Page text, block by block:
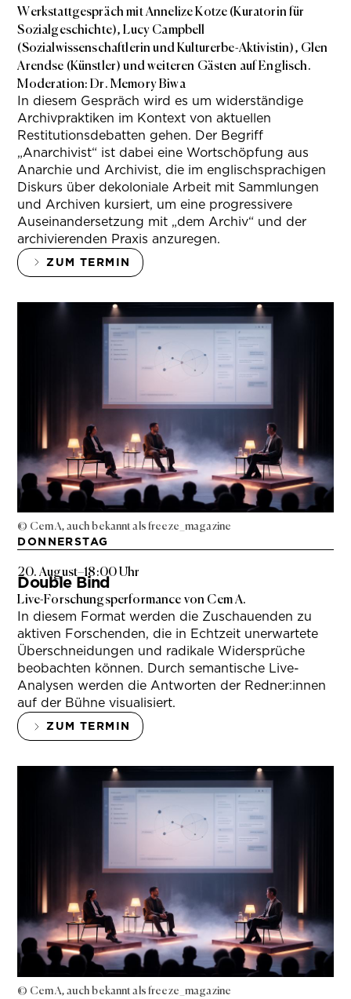
Werkstattgespräch mit Annelize Kotze (Kuratorin für
Sozialgeschichte), Lucy Campbell
(Sozialwissenschaftlerin und Kulturerbe-Aktivistin), Glen
Arendse (Künstler) und weiteren Gästen auf Englisch.
Moderation: Dr. Memory Biwa
In diesem Gespräch wird es um widerständige
Archivpraktiken im Kontext von aktuellen
Restitutionsdebatten gehen. Der Begriff
„Anarchivist“ ist dabei eine Wortschöpfung aus
Anarchie und Archivist, die im englischsprachigen
Diskurs über dekoloniale Arbeit mit Sammlungen
und Archiven kursiert, um eine progressivere
Auseinandersetzung mit „dem Archiv“ und der
archivierenden Praxis anzuregen.
ZUM TERMIN
© Cem A, auch bekannt als freeze_magazine
DONNERSTAG
20. August–18:00 Uhr
Double Bind
Live-Forschungsperformance von Cem A.
In diesem Format werden die Zuschauenden zu
aktiven Forschenden, die in Echtzeit unerwartete
Überschneidungen und radikale Widersprüche
beobachten können. Durch semantische Live-
Analysen werden die Antworten der Redner:innen
auf der Bühne visualisiert.
ZUM TERMIN
© Cem A, auch bekannt als freeze_magazine